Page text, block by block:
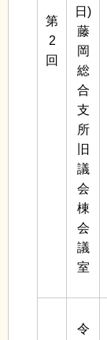
第
2
回
日)
藤
岡
総
合
支
所
旧
議
会
棟
会
議
室
令